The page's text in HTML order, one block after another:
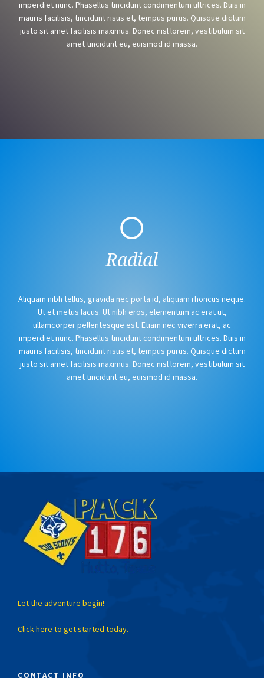
imperdiet nunc. Phasellus tincidunt condimentum ultrices. Duis in
mauris facilisis, tincidunt risus et, tempus purus. Quisque dictum
justo sit amet facilisis maximus. Donec nisl lorem, vestibulum sit
amet tincidunt eu, euismod id massa.
Radial
Aliquam nibh tellus, gravida nec porta id, aliquam rhoncus neque.
Ut et metus lacus. Ut nibh eros, elementum ac erat ut,
ullamcorper pellentesque est. Etiam nec viverra erat, ac
imperdiet nunc. Phasellus tincidunt condimentum ultrices. Duis in
mauris facilisis, tincidunt risus et, tempus purus. Quisque dictum
justo sit amet facilisis maximus. Donec nisl lorem, vestibulum sit
amet tincidunt eu, euismod id massa.
Let the adventure begin!
Click here to get started today.
CONTACT INFO